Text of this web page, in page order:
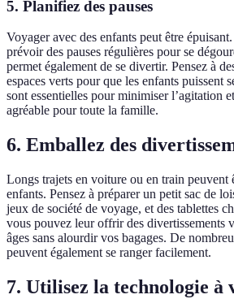
5. Planifiez des pauses
Voyager avec des enfants peut être
prévoir des pauses régulières pour se
permet également de se divertir. Pensez à
espaces verts pour que les enfants puissent
sont essentielles pour minimiser l’agitation
agréable pour toute la famille.
6. Emballez des
Longs trajets en voiture ou en train peuvent
enfants. Pensez à préparer un petit sac de
jeux de société de voyage, et des tablettes
vous pouvez leur offrir des divertissements
âges sans alourdir vos bagages. De
peuvent également se ranger facilement.
7. Utilisez la technologie à